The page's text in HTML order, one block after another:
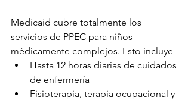
Medicaid cubre totalmente los
servicios de PPEC para niños
médicamente complejos. Esto incluye
Hasta 12 horas diarias de cuidados
de enfermería
Fisioterapia, terapia ocupacional y